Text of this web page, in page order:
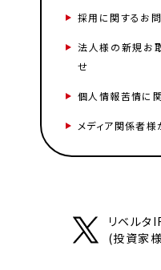
採用に関するお
法人様の新規お
せ
個人情報苦情に
メディア関係者
リベルタ
(投資家